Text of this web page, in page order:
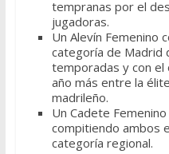
tempranas por el
jugadoras.
Un Alevín Femenino
categoría de Madrid
temporadas y con
año más entre la
madrileño.
Un Cadete
compitiendo ambos
categoría regional.